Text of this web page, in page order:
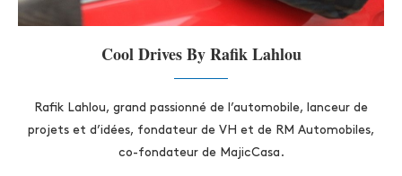
Cool Drives By Rafik Lahlou
Rafik Lahlou, grand passionné de l’automobile, lanceur de
projets et d’idées, fondateur de VH et de RM Automobiles,
co-fondateur de MajicCasa.